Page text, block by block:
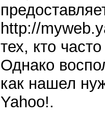
http://
тех, кто
Однако
как нашел
Yahoo!.